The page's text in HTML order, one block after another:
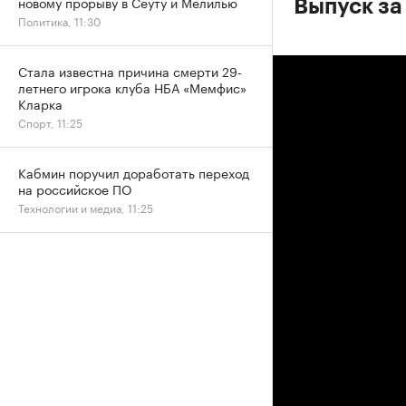
Выпуск
Политика, 11:30
Стала известна причина смерти 29-
летнего игрока клуба НБА «Мемфис»
Кларка
Спорт, 11:25
Кабмин поручил доработать переход
на российское ПО
Технологии и медиа, 11:25